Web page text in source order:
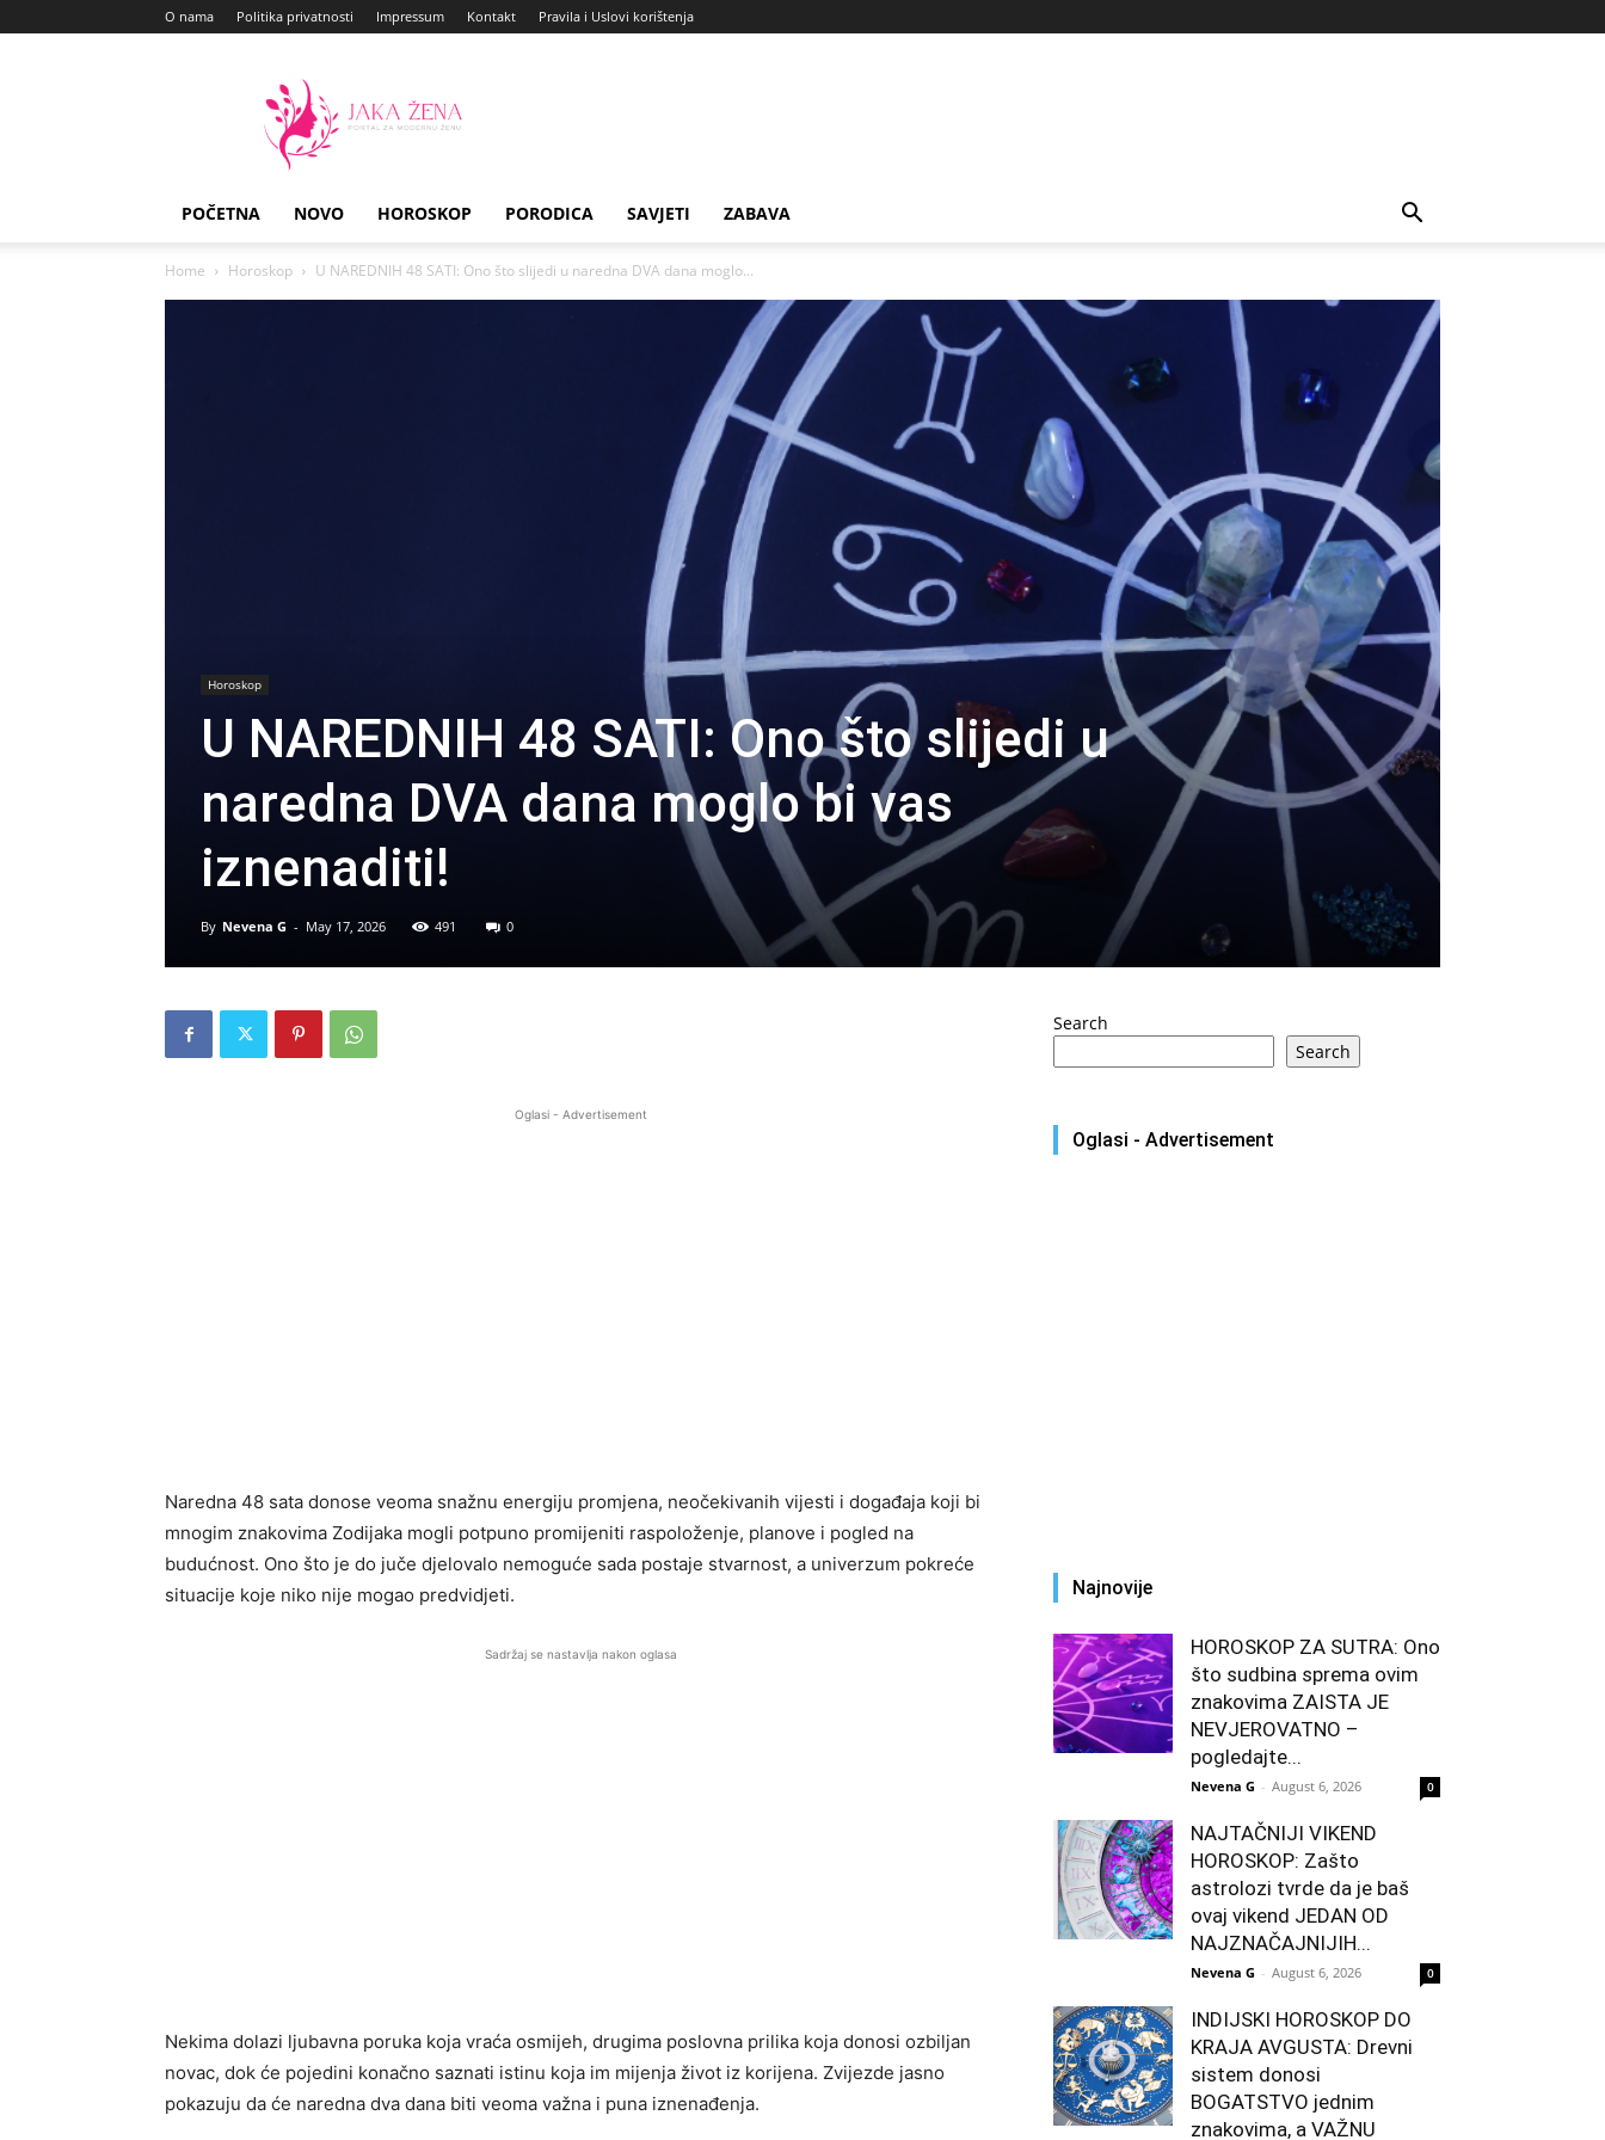
O nama Politika privatnosti Impressum Kontakt Pravila i Uslovi korištenja
Zena
POČETNA NOVO HOROSKOP PORODICA SAVJETI ZABAVA
Home Horoskop U NAREDNIH 48 SATI: Ono što slijedi u naredna DVA dana moglo...
Horoskop
U NAREDNIH 48 SATI: Ono što slijedi u
naredna DVA dana moglo bi vas
iznenaditi!
By Nevena G - May 17, 2026 491 0
Oglasi - Advertisement
Naredna 48 sata donose veoma snažnu energiju promjena, neočekivanih vijesti i događaja koji bi
mnogim znakovima Zodijaka mogli potpuno promijeniti raspoloženje, planove i pogled na
budućnost. Ono što je do juče djelovalo nemoguće sada postaje stvarnost, a univerzum pokreće
situacije koje niko nije mogao predvidjeti.
Sadržaj se nastavlja nakon oglasa
Nekima dolazi ljubavna poruka koja vraća osmijeh, drugima poslovna prilika koja donosi ozbiljan
novac, dok će pojedini konačno saznati istinu koja im mijenja život iz korijena. Zvijezde jasno
pokazuju da će naredna dva dana biti veoma važna i puna iznenađenja.
Search
Search
Oglasi - Advertisement
Najnovije
HOROSKOP ZA SUTRA: Ono
što sudbina sprema ovim
znakovima ZAISTA JE
NEVJEROVATNO –
pogledajte...
Nevena G - August 6, 2026 0
NAJTAČNIJI VIKEND
HOROSKOP: Zašto
astrolozi tvrde da je baš
ovaj vikend JEDAN OD
NAJZNAČAJNIJIH...
Nevena G - August 6, 2026 0
INDIJSKI HOROSKOP DO
KRAJA AVGUSTA: Drevni
sistem donosi
BOGATSTVO jednim
znakovima, a VAŽNU